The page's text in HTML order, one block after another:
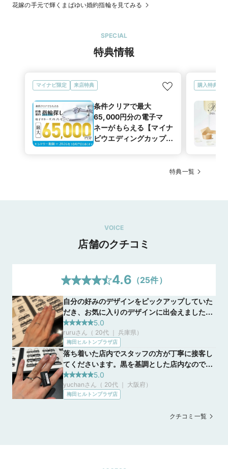
花嫁の手元で輝くまばゆい婚約指輪を見てみる
SPECIAL
特典情報
マイナビ限定 来店特典
条件クリアで最大
65,000円分の電子マ
ネーがもらえる【マイナ
ビウエディングカップル
購入特典
特典一覧
VOICE
店舗のクチコミ
4.6 （25件）
自分の好みのデザインをピックアップしていた
だき、お気に入りのデザインに出会えました。
接客も居心地も良かったです。 世界三大カッ
ターブランドということもあり、輝き具合はさ
すがラザールダイヤモンドだなと感じた。
5.0
ruruさん（ 20代 ｜ 兵庫県 ）
梅田ヒルトンプラザ店
落ち着いた店内でスタッフの方が丁寧に接客し
てくださいます。黒を基調とした店内なのでダ
イヤモンドのリングがより引き立って輝いて見
えました。 名前にダイヤモンドと入っているだ
けあってダイヤモンドの品質がいいからなのか
に関係なくとても輝いて見えました。
5.0
yuchanさん（ 20代 ｜ 大阪府）
梅田ヒルトンプラザ店
クチコミ一覧